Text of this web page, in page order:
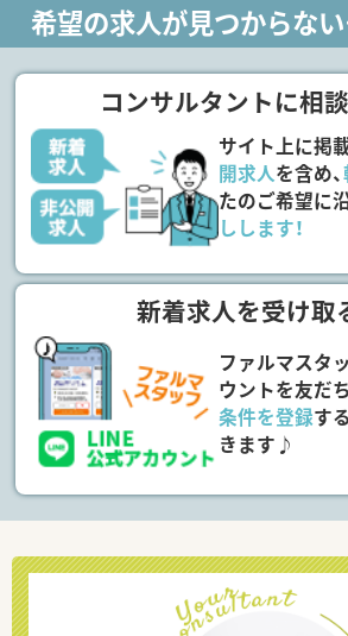
希望の求人が見つからな
コンサルタントに相
サイト上に掲
開求人を含め、
たのご希望に
しします！
新着求人を受け取
ファルマスタ
ウントを友だ
条件を登録す
きます♪